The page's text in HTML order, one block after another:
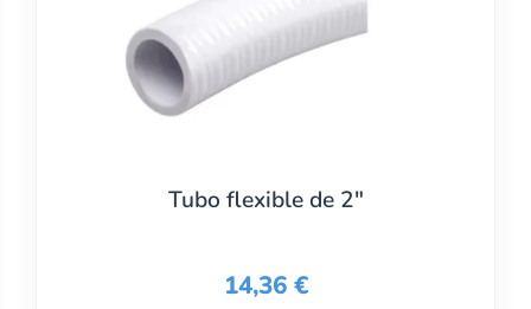
Tubo flexible de 2″
14,36 €